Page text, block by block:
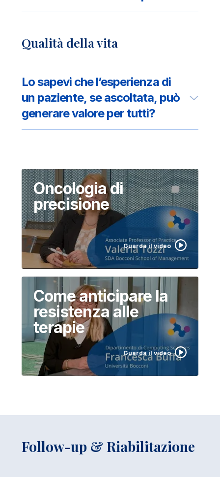
Qualità della vita
Lo sapevi che l’esperienza di
un paziente, se ascoltata, può
generare valore per tutti?
Oncologia di
precisione
Guarda il video
Come anticipare la
resistenza alle
terapie
Guarda il video
Follow-up & Riabilitazione